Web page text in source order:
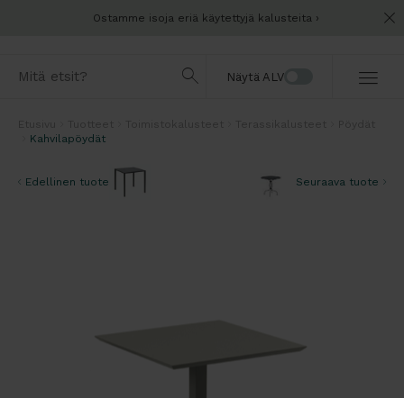
Ostamme isoja eriä käytettyjä kalusteita
Näytä ALV
Kahvilapöydät
Edellinen tuote Seuraava tuote